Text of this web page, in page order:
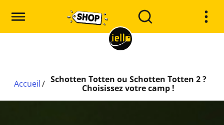
Accueil/ Schotten Totten ou Schotten Totten 2 ?
Choisissez votre camp !